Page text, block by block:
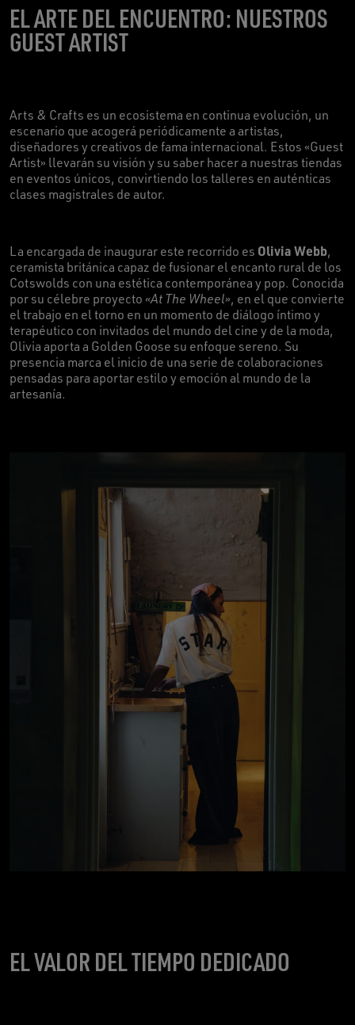
EL ARTE DEL ENCUENTRO: NUESTROS
GUEST ARTIST
Arts & Crafts es un ecosistema en continua evolución, un
escenario que acogerá periódicamente a artistas,
diseñadores y creativos de fama internacional. Estos «Guest
Artist» llevarán su visión y su saber hacer a nuestras tiendas
en eventos únicos, convirtiendo los talleres en auténticas
clases magistrales de autor.
La encargada de inaugurar este recorrido es Olivia Webb,
ceramista británica capaz de fusionar el encanto rural de los
Cotswolds con una estética contemporánea y pop. Conocida
por su célebre proyecto «At The Wheel», en el que convierte
el trabajo en el torno en un momento de diálogo íntimo y
terapéutico con invitados del mundo del cine y de la moda,
Olivia aporta a Golden Goose su enfoque sereno. Su
presencia marca el inicio de una serie de colaboraciones
pensadas para aportar estilo y emoción al mundo de la
artesanía.
EL VALOR DEL TIEMPO DEDICADO